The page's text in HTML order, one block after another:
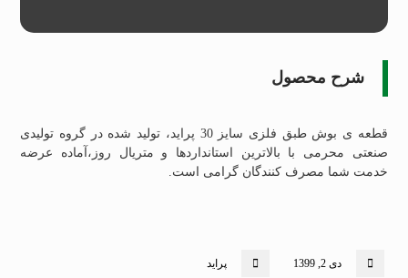
شرح محصول
قطعه ی بوش طبق فلزی سایز 30 پراید، تولید شده در گروه تولیدی
صنعتی محرمی با بالاترین استانداردها و متریال روز،آماده عرضه
خدمت شما مصرف کنندگان گرامی است.
دی 2, 1399 پراید